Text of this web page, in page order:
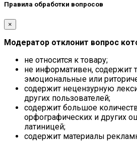
Правила обработки вопросов
×
Модератор отклонит вопрос
не относится к товару;
не информативен, содержит
эмоциональные или
содержит нецензурную
других пользователей;
содержит большое
орфографических и других
латиницей;
содержит материалы